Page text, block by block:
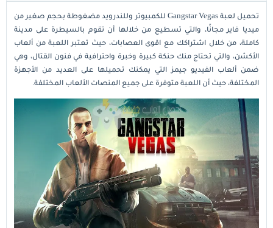
تحميل لعبة Gangstar Vegas للكمبيوتر وللندرويد مضغوطة بحجم صغير من
ميديا فاير مجانًا، والتي تسطيع من خلالها أن تقوم بالسيطرة على مدينة
كاملة، من خلال اشتراكك مع اقوى العصابات، حيث تعتبر اللعبة من ألعاب
الأكشن، والتي تحتاج منك حنكة كبيرة وخبرة واحترافية في فنون القتال، وهي
ضمن ألعاب الفيديو جيمز التي يمكنك تحميلها على العديد من الأجهزة
المختلفة، حيث أن اللعبة متوفرة على جميع المنصات الألعاب المختلفة.